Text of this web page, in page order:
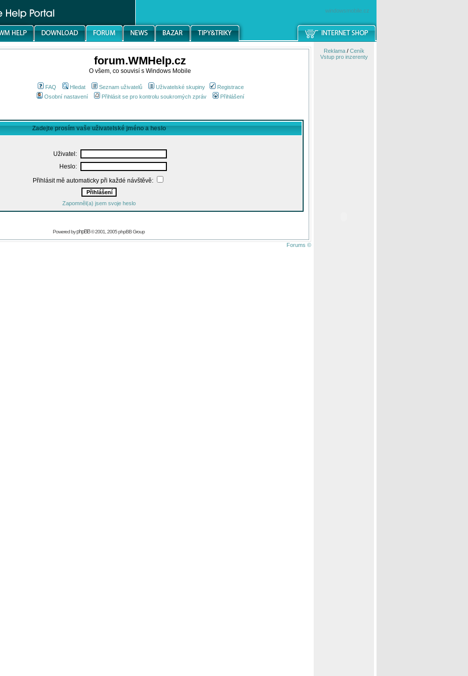
windowsmobile.cz
forum.WMHelp.cz
O všem, co souvisí s Windows Mobile
FAQ Hledat Seznam uživatelů Uživatelské skupiny
Registrace
Osobní nastavení
Přihlásit se pro kontrolu soukromých zpráv Přihlášení
Zadejte prosím vaše uživatelské jméno a heslo
Uživatel:
Heslo:
Přihlásit mě automaticky při každé návštěvě:
Zapomněl(a) jsem svoje heslo
Powered byphpBB© 2001, 2005 phpBB Group
Forums ©
Reklama/ Ceník
Vstup pro inzerenty